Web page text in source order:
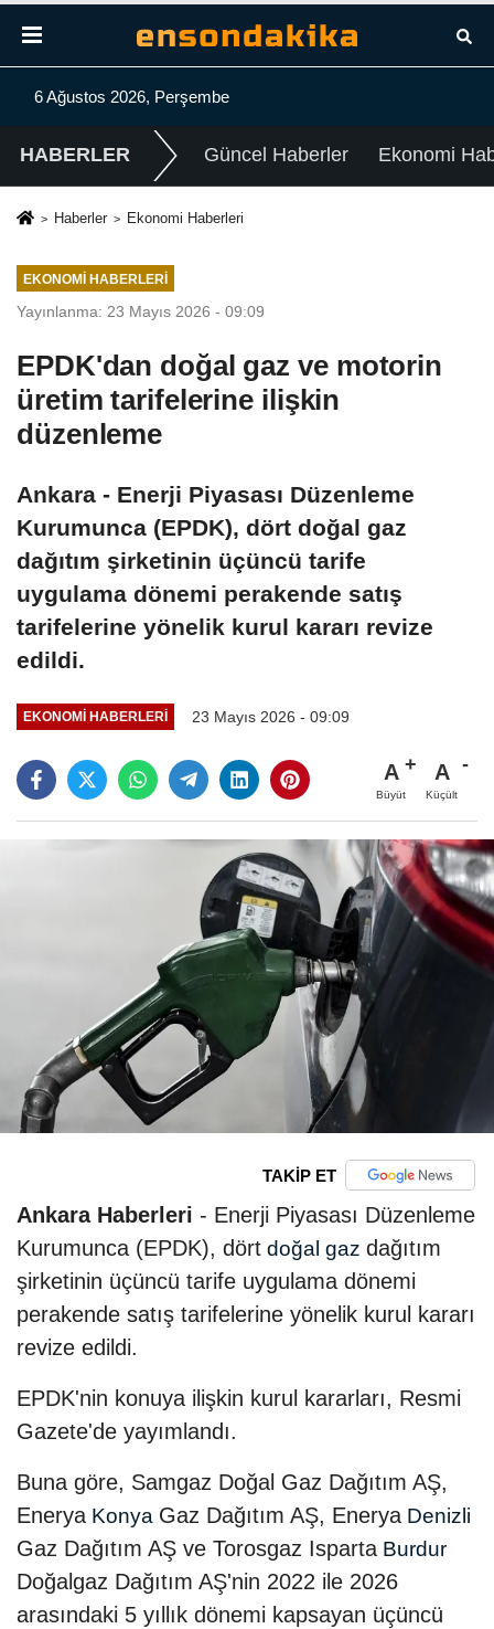
6 Ağustos 2026, Perşembe
HABERLER Güncel Haberler Ekonomi
Haberler Ekonomi Haberleri
EKONOMI HABERLERI
Yayınlanma: 23 Mayıs 2026 - 09:09
EPDK'dan doğal gaz ve motorin
üretim tarifelerine ilişkin
düzenleme
Ankara - Enerji Piyasası Düzenleme
Kurumunca (EPDK), dört doğal gaz
dağıtım şirketinin üçüncü tarife
uygulama dönemi perakende satış
tarifelerine yönelik kurul kararı revize
edildi.
EKONOMI HABERLERI 23 Mayıs 2026 - 09:09
A
Büyüt
A
Küçült
TAKİP ET
Ankara Haberleri - Enerji Piyasası Düzenleme
Kurumunca (EPDK), dört doğal gaz dağıtım
şirketinin üçüncü tarife uygulama dönemi
perakende satış tarifelerine yönelik kurul kararı
revize edildi.
EPDK'nin konuya ilişkin kurul kararları, Resmi
Gazete'de yayımlandı.
Buna göre, Samgaz Doğal Gaz Dağıtım AŞ,
EneryaKonya Gaz Dağıtım AŞ, EneryaDenizli
Gaz Dağıtım AŞ ve Torosgaz IspartaBurdur
Doğalgaz Dağıtım AŞ'nin 2022 ile 2026
arasındaki 5 yıllık dönemi kapsayan üçüncü